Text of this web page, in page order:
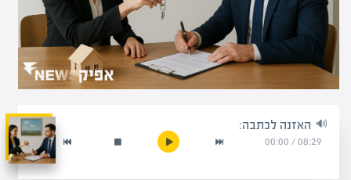
האזנה לכתבה:
08:29
/
00:00